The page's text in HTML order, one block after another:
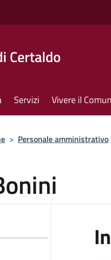
Certaldo
Servizi Vivere il
> Personale amministrativo